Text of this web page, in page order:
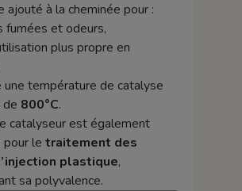
ajouté à la cheminée pour :
fumées et odeurs,
plus propre en
une température de catalyse
800°C.
catalyseur est également
le traitement des
plastique,
sa polyvalence.